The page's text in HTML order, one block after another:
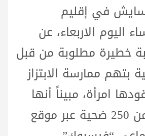
في إقليم
اليوم الاربعاء، عن
خطيرة مطلوبة من قبل
بتهم ممارسة الابتزاز
امرأة، مبيناً أنها
أوقعت بأكثر من 250 ضحية عبر موقع